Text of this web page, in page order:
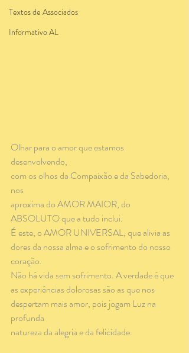
Textos de Associados
Informativo AL
Olhar para o amor que estamos
desenvolvendo,
com os olhos da Compaixão e da Sabedoria,
nos
aproxima do AMOR MAIOR, do
ABSOLUTO que a tudo inclui.
É este, o AMOR UNIVERSAL, que alivia as
dores da nossa alma e o sofrimento do nosso
coração.
Não há vida sem sofrimento. A verdade é que
as experiências dolorosas são as que nos
despertam mais amor, pois jogam Luz na
profunda
natureza da alegria e da felicidade.